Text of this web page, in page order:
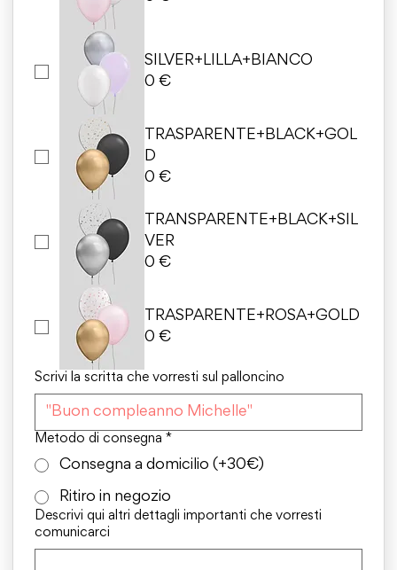
SILVER+LILLA+BIANCO
0 €
TRASPARENTE+BLACK+GOL
D
0 €
TRANSPARENTE+BLACK+SIL
VER
0 €
TRASPARENTE+ROSA+GOLD
0 €
Scrivi la scritta che vorresti sul palloncino
Metodo di consegna *
Consegna a domicilio (+30€)
Ritiro in negozio
Descrivi qui altri dettagli importanti che vorresti
comunicarci